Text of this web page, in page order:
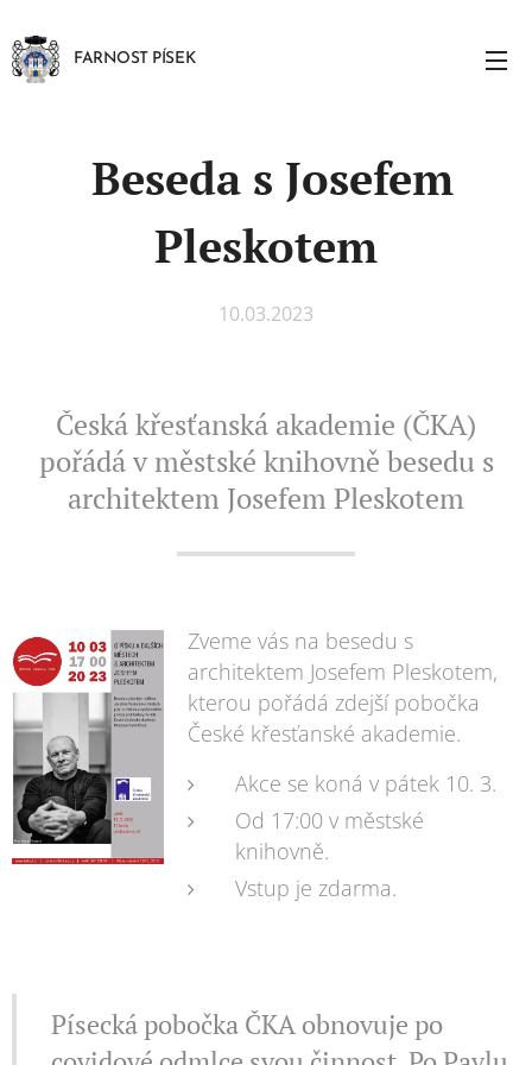
FARNOST PÍSEK
Beseda s Josefem
Pleskotem
10.03.2023
Česká křesťanská akademie (ČKA)
pořádá v městské knihovně besedu s
architektem Josefem Pleskotem
Zveme vás na besedu s
architektem Josefem Pleskotem,
kterou pořádá zdejší pobočka
České křesťanské akademie.
Akce se koná v pátek 10. 3.
Od 17:00 v městské
knihovně.
Vstup je zdarma.
Písecká pobočka ČKA obnovuje po